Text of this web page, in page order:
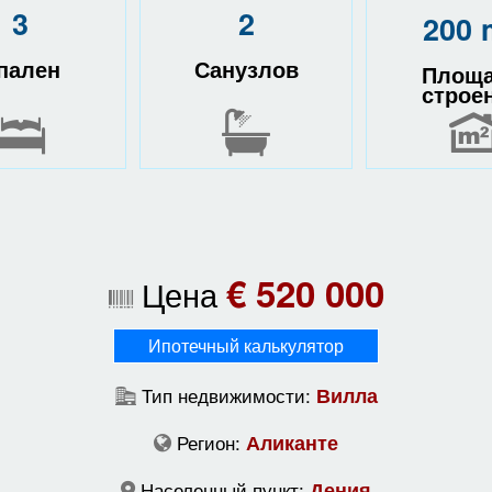
3 2
Санузлов
200
Цена€ 520 000
Ипотечный калькулятор
Тип недвижимости: Вилла
Регион: Аликанте